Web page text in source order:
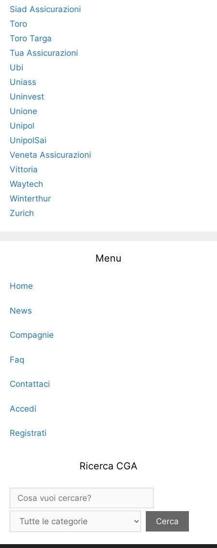
Siad Assicurazioni
Toro
Toro Targa
Tua Assicurazioni
Ubi
Uniass
Uninvest
Unione
Unipol
UnipolSai
Veneta Assicurazioni
Vittoria
Waytech
Winterthur
Zurich
Menu
Home
News
Compagnie
Faq
Contattaci
Accedi
Registrati
Ricerca CGA